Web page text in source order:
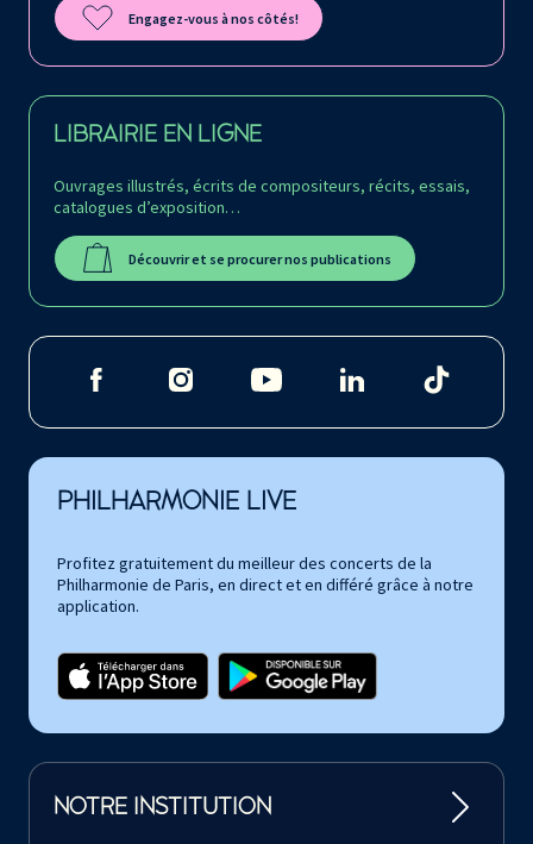
Engagez-vous à nos côtés!
LIBRAIRIE EN LIGNE
Ouvrages illustrés, écrits de compositeurs, récits, essais,
catalogues d’exposition…
Découvrir et se procurer nos publications
PHILHARMONIE LIVE
Profitez gratuitement du meilleur des concerts de la
Philharmonie de Paris, en direct et en différé grâce à notre
application.
NOTRE INSTITUTION